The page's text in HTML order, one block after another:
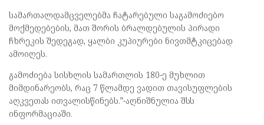
სამართალდამცველებმა ჩატარებული საგამოძიებო
მოქმედებების, მათ შორის ბრალდებულის პირადი
ჩხრეკის შედეგად, ყალბი კუპიურები ნივთმტკიცებად
ამოიღეს.
გამოძიება სისხლის სამართლის 180-ე მუხლით
მიმდინარეობს, რაც 7 წლამდე ვადით თავისუფლების
აღკვეთას ითვალისწინებს.”-აღნიშნულია შსს
ინფორმაციაში.